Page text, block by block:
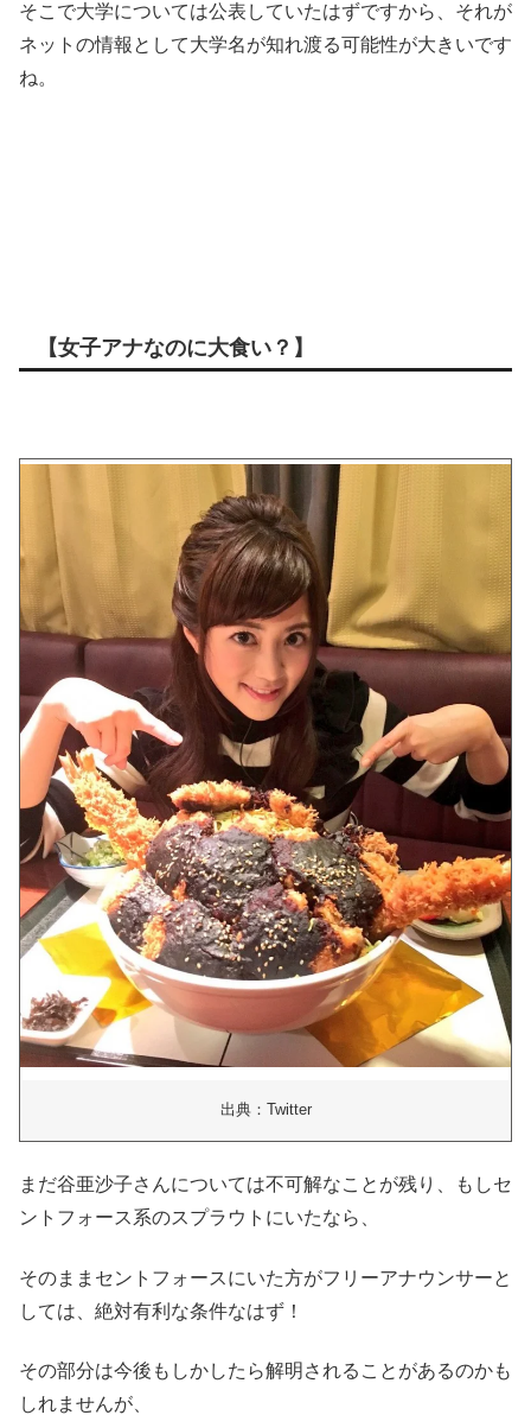
そこで大学については公表していたはずですから、それが
ネットの情報として大学名が知れ渡る可能性が大きいです
ね。
【女子アナなのに大食い？】
出典：Twitter
まだ谷亜沙子さんについては不可解なことが残り、もしセ
ントフォース系のスプラウトにいたなら、
そのままセントフォースにいた方がフリーアナウンサーと
しては、絶対有利な条件なはず！
その部分は今後もしかしたら解明されることがあるのかも
しれませんが、